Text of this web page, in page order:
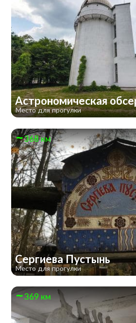
Астрономическая
Место для прогулки
368 км
Сергиева Пустынь
Место для прогулки
369 км